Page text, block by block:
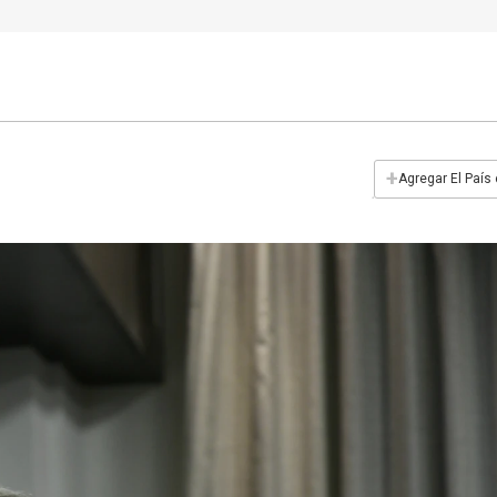
+Agregar El País